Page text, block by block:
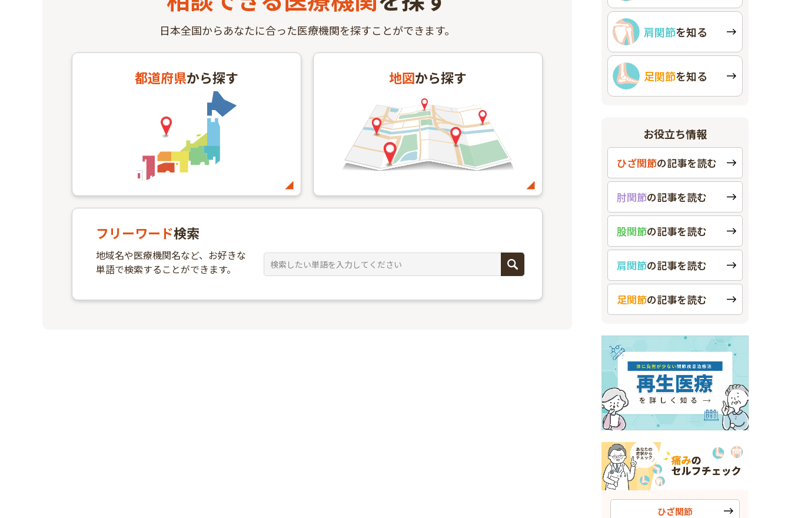
日本全国からあなたに合った医療機関を探すことができます。
都道府県から探す 地図から探す
フリーワード検索
地域名や医療機関名など、お好きな
単語で検索することができます。
肩関節を知る
足関節を知る
お役立ち情報
ひざ関節の記事を読む
肘関節の記事を読む
股関節の記事を読む
肩関節の記事を読む
足関節の記事を読む
ひざ関節